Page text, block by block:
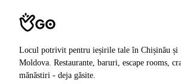
Locul potrivit pentru ieșirile tale în Chișinău și
Moldova. Restaurante, baruri, escape rooms,
mănăstiri - deja găsite.